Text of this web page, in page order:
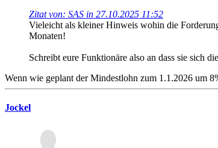
Zitat von: SAS in 27.10.2025 11:52
Vieleicht als kleiner Hinweis wohin die
Monaten!
Schreibt eure Funktionäre also an dass sie sich
Wenn wie geplant der Mindestlohn zum 1.1.2026 um
Jockel